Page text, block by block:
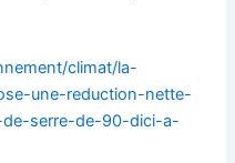
climat/la-
une-reduction-nette-
serre-de-90-dici-a-